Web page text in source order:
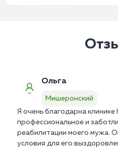
Ольга
Мишеронский
Я очень благодарна
профессиональное и
реабилитации моего мужа.
условия для его